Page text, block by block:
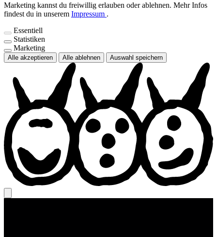
Marketing kannst du freiwillig erlauben oder ablehnen. Mehr Infos
findest du in unserem Impressum .
Essentiell
Statistiken
Marketing
Alle akzeptieren Alle ablehnen Auswahl speichern